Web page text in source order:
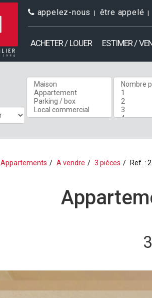
appelez-nous être appelé
ACHETER / LOUER ESTIMER /
Appartements A vendre 3 pièces Ref. :